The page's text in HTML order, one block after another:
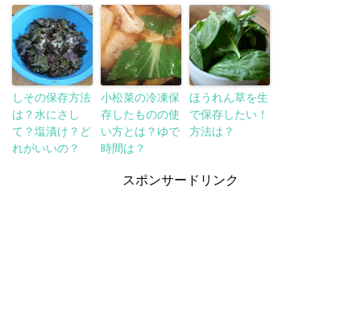
しその保存方法
は？水にさし
て？塩漬け？ど
れがいいの？
小松菜の冷凍保
存したものの使
い方とは？ゆで
時間は？
ほうれん草を生
で保存したい！
方法は？
スポンサードリンク